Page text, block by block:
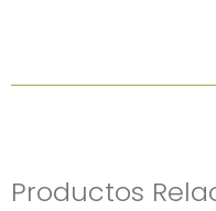
Productos